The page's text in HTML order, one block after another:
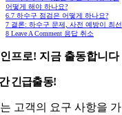
어떻게 해야 하나요?
6.7 하수구 점검은 어떻게 하나요?
7 결론: 하수구 문제, 사전 예방이 최선
8 Leave A Comment 응답 취소
프로! 지금 출동합니다
긴급출동!
고객의 요구 사항을